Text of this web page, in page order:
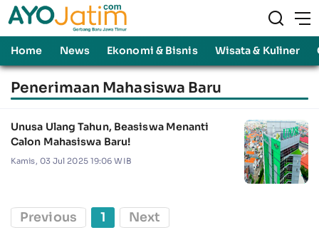
Home News Ekonomi & Bisnis Wisata & Kuliner
Penerimaan Mahasiswa Baru
Unusa Ulang Tahun, Beasiswa Menanti
Calon Mahasiswa Baru!
Kamis, 03 Jul 2025 19:06 WIB
Previous 1 Next